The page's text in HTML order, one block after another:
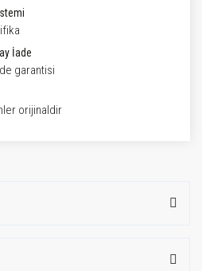
İade
garantisi
orijinaldir